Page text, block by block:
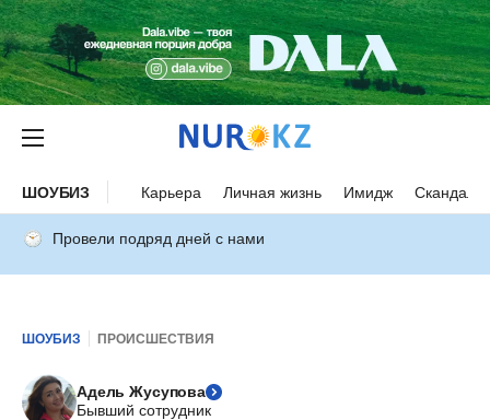
ШОУБИЗ Карьера Личная жизнь Имидж Скандалы
Провели подряд дней с нами
ШОУБИЗ ПРОИСШЕСТВИЯ
Адель Жусупова
Бывший сотрудник